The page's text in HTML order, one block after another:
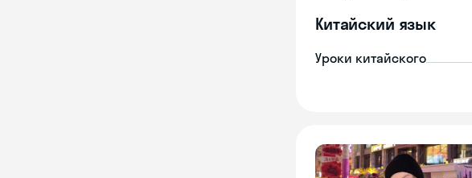
Китайский язык
Уроки китайского